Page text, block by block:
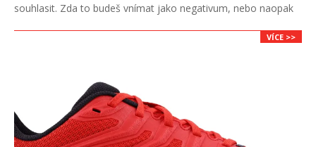
souhlasit. Zda to budeš vnímat jako negativum, nebo naopak
VÍCE >>